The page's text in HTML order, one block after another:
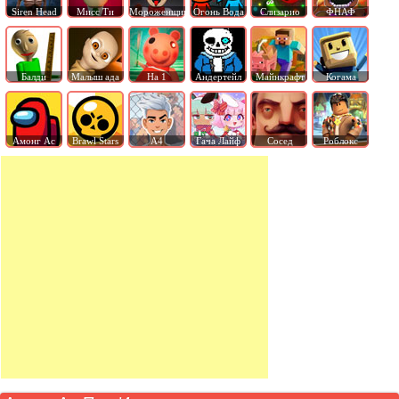
Siren Head Мисс Ти Мороженщик Огонь Вода Слизарио ФНАФ
Балди Малыш ада На 1 Андертейл Майнкрафт Когама
Амонг Ас Brawl Stars А4 Гача Лайф Сосед Роблокс